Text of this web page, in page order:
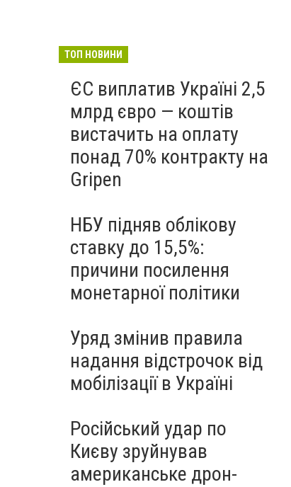
ТОП НОВИНИ
ЄС виплатив Україні 2,5
млрд євро — коштів
вистачить на оплату
понад 70% контракту на
Gripen
НБУ підняв облікову
ставку до 15,5%:
причини посилення
монетарної політики
Уряд змінив правила
надання відстрочок від
мобілізації в Україні
Російський удар по
Києву зруйнував
американське дрон-